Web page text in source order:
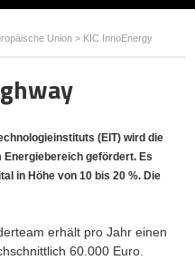
Union > KIC InnoEnergy
(EIT) wird die
gefördert. Es
in Höhe von 10 bis 20 %. Die
erhält pro Jahr einen
60.000 Euro.